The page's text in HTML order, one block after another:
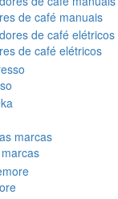
de café manuais
de café elétricos